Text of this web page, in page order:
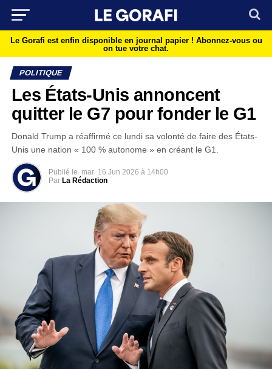
Le Gorafi est enfin disponible en journal papier ! Abonnez-vous ou
on tue votre chat.
POLITIQUE
Les États-Unis annoncent
quitter le G7 pour fonder le G1
Donald Trump a réaffirmé ce lundi sa volonté de faire des États-
Unis une nation « 100 % autonome » en créant le G1.
Publié le mar 16 Jun 2026 à 14h00
Par La Rédaction